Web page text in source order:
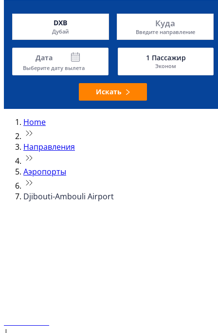
DXB
Дубай
Куда
Введите направление
Дата
Выберите дату вылета
1 Пассажир
Эконом
Искать
Home
Направления
Аэропорты
Djibouti-Ambouli Airport